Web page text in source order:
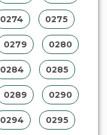
0274 0275
0279 0280
0284 0285
0289 0290
0294 0295